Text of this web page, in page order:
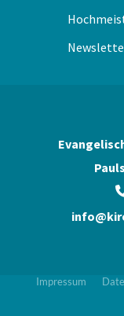
Impressum